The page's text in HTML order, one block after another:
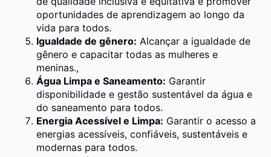
oportunidades de aprendizagem ao longo da
vida para todos.
Igualdade de gênero: Alcançar a igualdade de
gênero e capacitar todas as mulheres e
meninas.,
Água Limpa e Saneamento: Garantir
disponibilidade e gestão sustentável da água e
do saneamento para todos.
Energia Acessível e Limpa: Garantir o acesso a
energias acessíveis, confiáveis, sustentáveis e
modernas para todos.